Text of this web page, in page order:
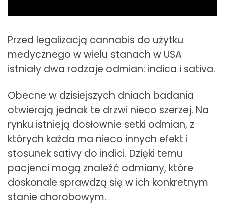
Przed legalizacją cannabis do użytku
medycznego w wielu stanach w USA
istniały dwa rodzaje odmian: indica i sativa.
Obecne w dzisiejszych dniach badania
otwierają jednak te drzwi nieco szerzej. Na
rynku istnieją dosłownie setki odmian, z
których każda ma nieco innych efekt i
stosunek sativy do indici. Dzięki temu
pacjenci mogą znaleźć odmiany, które
doskonale sprawdzą się w ich konkretnym
stanie chorobowym.